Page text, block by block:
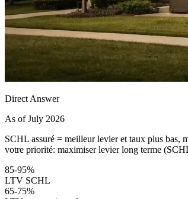
Direct Answer
As of July 2026
SCHL assuré = meilleur levier et taux plus bas,
votre priorité: maximiser levier long terme
85-95%
LTV SCHL
65-75%